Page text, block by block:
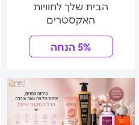
הבית שלך לחוויות
האקסטרים
5% הנחה